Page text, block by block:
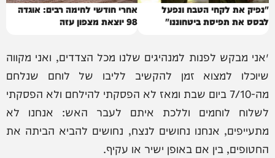
"נפיק את לקחי הטבח ונפעל
לבסס את תפיסת ביטחוננו"
אחרי חודשי לחימה רבים: אוגדה
98 יוצאת מצפון עזה
״אני מבקש לפנות למנהיגים שלנו מכל הצדדים, ואני מקווה
שיוכלו למצוא זמן להקשיב לליבו של לוחם שנלחם
מה-7/10 ביום שבת ומאז לא הפסקתי להילחם ולא הפסקתי
לשלוח לוחמים וללכת איתם לעבר האש: אנחנו לא
מתעייפים, אנחנו נחושים לנצח, נחושים להביא הביתה את
החטופים, בין אם באופן ישיר או עקיף.